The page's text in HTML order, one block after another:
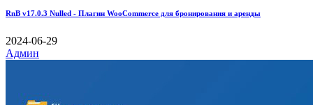
RnB v17.0.3 Nulled - Плагин WooCommerce для бронирования и аренды
2024-06-29
Админ